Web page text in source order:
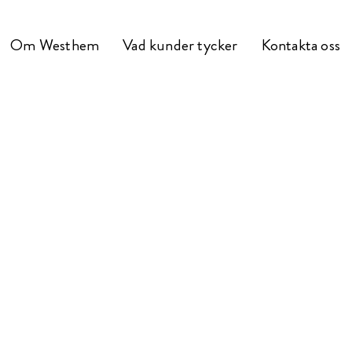
Om Westhem Vad kunder tycker Kontakta oss